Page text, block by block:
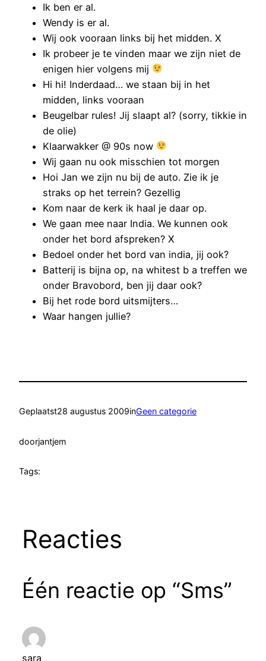
Ik ben er al.
Wendy is er al.
Wij ook vooraan links bij het midden. X
Ik probeer je te vinden maar we zijn niet de
enigen hier volgens mij
Hi hi! Inderdaad… we staan bij in het
midden, links vooraan
Beugelbar rules! Jij slaapt al? (sorry, tikkie in
de olie)
Klaarwakker @ 90s now
Wij gaan nu ook misschien tot morgen
Hoi Jan we zijn nu bij de auto. Zie ik je
straks op het terrein? Gezellig
Kom naar de kerk ik haal je daar op.
We gaan mee naar India. We kunnen ook
onder het bord afspreken? X
Bedoel onder het bord van india, jij ook?
Batterij is bijna op, na whitest b a treffen we
onder Bravobord, ben jij daar ook?
Bij het rode bord uitsmijters…
Waar hangen jullie?
Geplaatst28 augustus 2009inGeen categorie
doorjantjem
Tags:
Reacties
Één reactie op “Sms”
sara